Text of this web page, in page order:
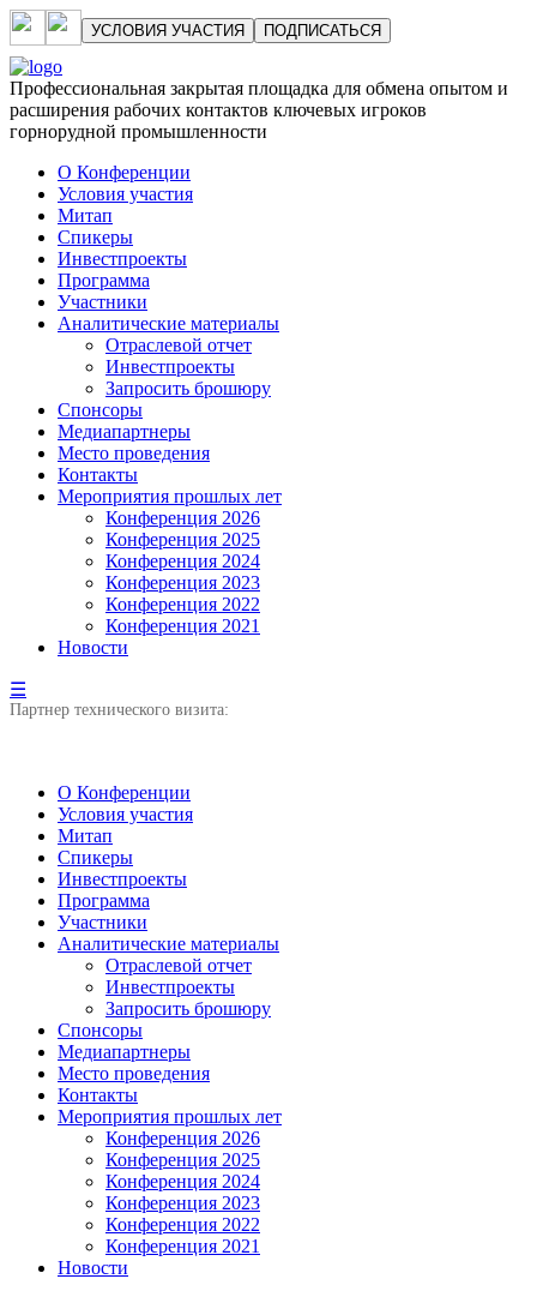
УСЛОВИЯ УЧАСТИЯ ПОДПИСАТЬСЯ
Профессиональная закрытая площадка для обмена опытом и
расширения рабочих контактов ключевых игроков
горнорудной промышленности
О Конференции
Условия участия
Митап
Спикеры
Инвестпроекты
Программа
Участники
Аналитические материалы
Отраслевой отчет
Инвестпроекты
Запросить брошюру
Спонсоры
Медиапартнеры
Место проведения
Контакты
Мероприятия прошлых лет
Конференция 2026
Конференция 2025
Конференция 2024
Конференция 2023
Конференция 2022
Конференция 2021
Новости
☰
Партнер технического визита:
О Конференции
Условия участия
Митап
Спикеры
Инвестпроекты
Программа
Участники
Аналитические материалы
Отраслевой отчет
Инвестпроекты
Запросить брошюру
Спонсоры
Медиапартнеры
Место проведения
Контакты
Мероприятия прошлых лет
Конференция 2026
Конференция 2025
Конференция 2024
Конференция 2023
Конференция 2022
Конференция 2021
Новости